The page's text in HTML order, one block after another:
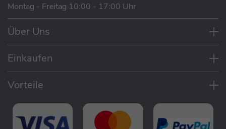
Montag - Freitag 10:00 - 17:00 Uhr
Über Uns
Einkaufen
Vorteile